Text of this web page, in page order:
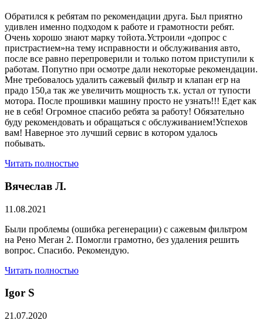
Обратился к ребятам по рекомендации друга. Был приятно
удивлен именно подходом к работе и грамотности ребят.
Очень хорошо знают марку тойота.Устроили «допрос с
пристрастием»на тему исправности и обслуживания авто,
после все равно перепроверили и только потом приступили к
работам. Попутно при осмотре дали некоторые рекомендации.
Мне требовалось удалить сажевый фильтр и клапан егр на
прадо 150,а так же увеличить мощность т.к. устал от тупости
мотора. После прошивки машину просто не узнать!!! Едет как
не в себя! Огромное спасибо ребята за работу! Обязательно
буду рекомендовать и обращаться с обслуживанием!Успехов
вам! Наверное это лучший сервис в котором удалось
побывать.
Читать полностью
Вячеслав Л.
11.08.2021
Были проблемы (ошибка регенерации) с сажевым фильтром
на Рено Меган 2. Помогли грамотно, без удаления решить
вопрос. Спасибо. Рекомендую.
Читать полностью
​Igor S
21.07.2020